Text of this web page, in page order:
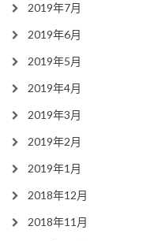
2019年7月
2019年6月
2019年5月
2019年4月
2019年3月
2019年2月
2019年1月
2018年12月
2018年11月